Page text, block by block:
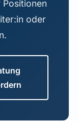
Positionen
oder